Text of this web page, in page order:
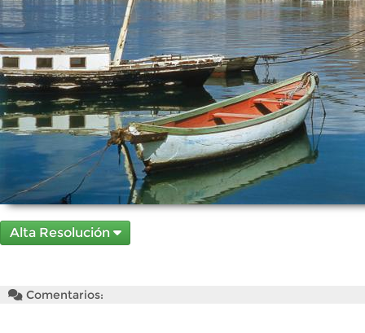
Alta Resolución
Comentarios: